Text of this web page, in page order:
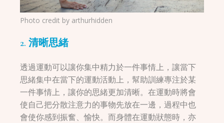
Photo credit by arthurhidden
2. 清晰思緒
透過運動可以讓你集中精力於一件事情上，讓當下
思緒集中在當下的運動活動上，幫助訓練專注於某
一件事情上，讓你的思緒更加清晰。在運動時將會
使自己把分散注意力的事物先放在一邊，過程中也
會使你感到振奮、愉快。而身體在運動狀態時，亦